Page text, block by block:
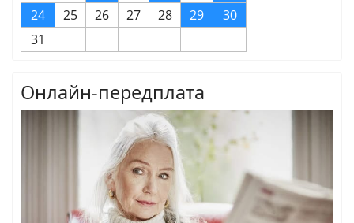
24
25 26 27 28 29
30
31
Онлайн-передплата